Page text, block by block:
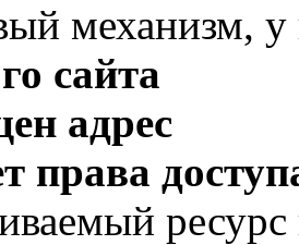
механизм, у
сайта
адрес
права
ресурс